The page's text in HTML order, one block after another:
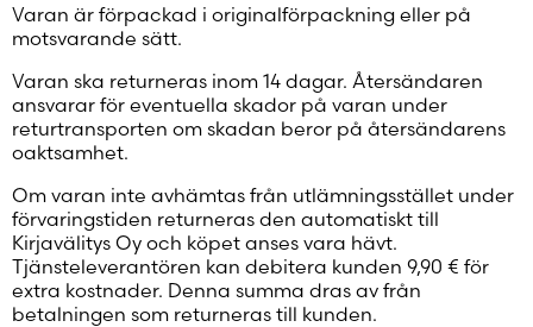
Varan är förpackad i originalförpackning eller på
motsvarande sätt.
Varan ska returneras inom 14 dagar. Återsändaren
ansvarar för eventuella skador på varan under
returtransporten om skadan beror på återsändarens
oaktsamhet.
Om varan inte avhämtas från utlämningsstället under
förvaringstiden returneras den automatiskt till
Kirjavälitys Oy och köpet anses vara hävt.
Tjänsteleverantören kan debitera kunden 9,90 € för
extra kostnader. Denna summa dras av från
betalningen som returneras till kunden.